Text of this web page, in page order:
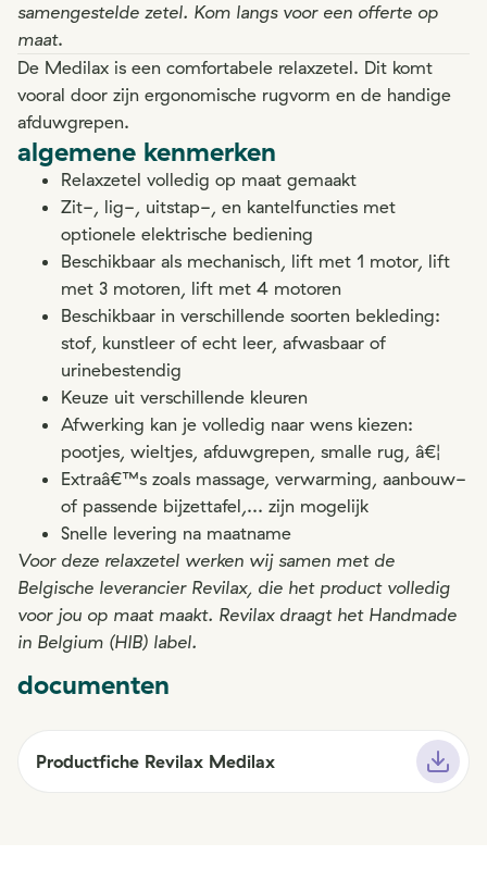
samengestelde zetel. Kom langs voor een offerte op
maat.
De Medilax is een comfortabele relaxzetel. Dit komt
vooral door zijn ergonomische rugvorm en de handige
afduwgrepen.
algemene kenmerken
Relaxzetel volledig op maat gemaakt
Zit-, lig-, uitstap-, en kantelfuncties met
optionele elektrische bediening
Beschikbaar als mechanisch, lift met 1 motor, lift
met 3 motoren, lift met 4 motoren
Beschikbaar in verschillende soorten bekleding:
stof, kunstleer of echt leer, afwasbaar of
urinebestendig
Keuze uit verschillende kleuren
Afwerking kan je volledig naar wens kiezen:
pootjes, wieltjes, afduwgrepen, smalle rug, â€¦
Extraâ€™s zoals massage, verwarming, aanbouw-
of passende bijzettafel,... zijn mogelijk
Snelle levering na maatname
Voor deze relaxzetel werken wij samen met de
Belgische leverancier Revilax, die het product volledig
voor jou op maat maakt. Revilax draagt het Handmade
in Belgium (HIB) label.
documenten
Productfiche Revilax Medilax